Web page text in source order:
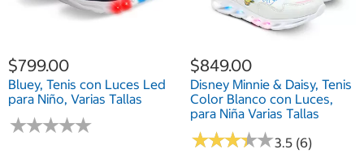
$799.00
Bluey, Tenis con Luces Led
para Niño, Varias Tallas
★★★★★
★★★★★
$849.00
Disney Minnie & Daisy, Tenis
Color Blanco con Luces,
para Niña Varias Tallas
★★★★★
★★★★★3.5 (6)